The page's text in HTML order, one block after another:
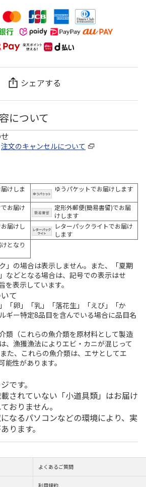
シェアする
について
注文のキャンセルについて
けしま
ゆうパケットでお届けします
お届け
定形外郵便(簡易書留)でお届
けします
届けし
レターパックライトでお届け
します
となり
」の場合は表示しません。また、「夏期
などとなる場合は、記号での表示はせ
表示しています。
て
「卵」「乳」「落花生」「えび」「か
ギー特定8品目を含んでいる場合に品目名
類（これらの魚介類を原材料として製造
、漁獲漁法によりエビ・カニが混じって
た、これらの魚介類は、エサとしてエ
能性があります。
です。
されていない「小道具類」はお届け
おりません。
なるパソコンなどの環境により、実
ります。
よくあるご質問
利用規約